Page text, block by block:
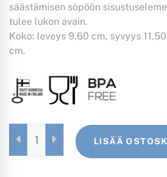
säästämisen söpöön
tulee lukon avain.
Koko: leveys 9,60 cm, syvyys
cm.
FANTTI
TURKOOSI
LISÄÄ